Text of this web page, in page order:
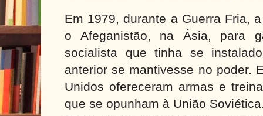
Em 1979, durante a Guerra Fria,
o Afeganistão, na Ásia, para
socialista que tinha se
anterior se mantivesse no poder.
Unidos ofereceram armas e
que se opunham à União